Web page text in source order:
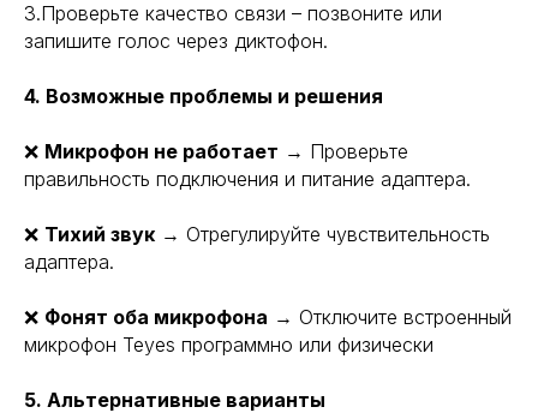
3.Проверьте качество связи – позвоните или
запишите голос через диктофон.
4. Возможные проблемы и решения
❌ Микрофон не работает → Проверьте
правильность подключения и питание адаптера.
❌ Тихий звук → Отрегулируйте чувствительность
адаптера.
❌ Фонят оба микрофона → Отключите встроенный
микрофон Teyes программно или физически
5. Альтернативные варианты